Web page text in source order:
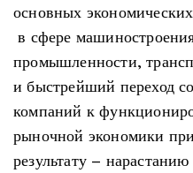
основных
в сфере
промышленности,
и быстрейший переход
компаний к
рыночной экономики
результату –